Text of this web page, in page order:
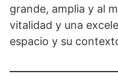
grande, amplia y al
vitalidad y una
espacio y su